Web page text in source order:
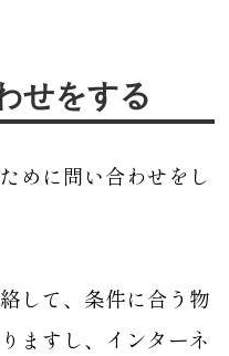
せをする
めに問い合わせをし
して、条件に合う物
ますし、インターネ